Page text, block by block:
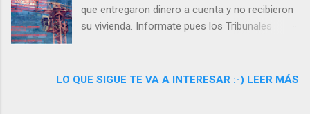
burbuja inmobiliaria en España, que han
convertido en urbanizaciones fallidas,
final y ha elegido las 5 imágenes definitivas
que entregaron dinero a cuenta y no recibieron
su vivienda. Informate pues los Tribunales
LO QUE SIGUE TE VA A INTERESAR :-) LEER MÁS